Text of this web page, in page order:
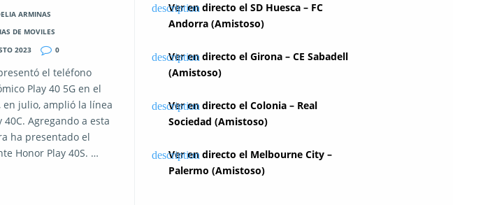
ARMINAS
DE MOVILES
2023
0
el teléfono
Play 40 5G en el
en julio, amplió la línea
40C. Agregando a esta
ha presentado el
Honor Play 40S. …
Ver en directo el SD Huesca – FC
Andorra (Amistoso)
Ver en directo el Girona – CE Sabadell
(Amistoso)
Ver en directo el Colonia – Real
Sociedad (Amistoso)
Ver en directo el Melbourne City –
Palermo (Amistoso)